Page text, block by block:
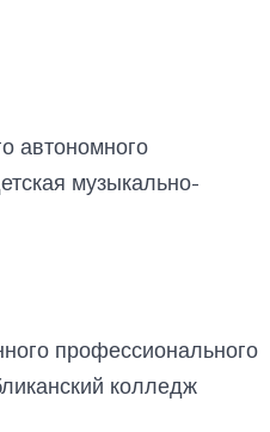
автономного
музыкально-
профессионального
колледж